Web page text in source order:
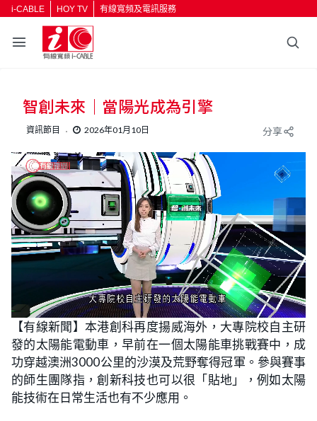
i-CABLE HOY TV 有線寬頻及電訊服務
返回
按輸入鍵開始搜尋
智創未來｜當陽光成為引擎
資訊節目 2026年01月10日 分享
U
n
m
t
e
L
o
a
d
e
d
:
1
7
9
%
【有線新聞】本港創科再度揚威海外，大專院校自主研
發的太陽能電動車，早前在一個太陽能車挑戰賽中，成
功穿越澳洲3000公里的沙漠及荒野奪得冠軍。參與賽事
的師生團隊指，創新科技也可以很「貼地」，例如太陽
能技術在日常生活也有不少應用。